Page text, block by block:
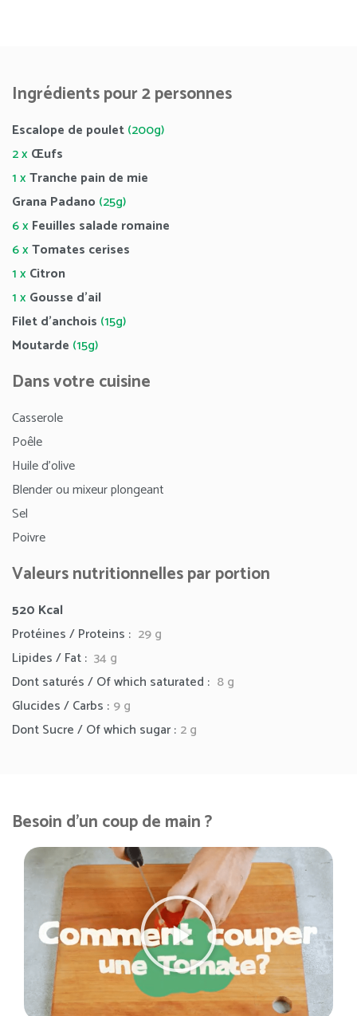
Ingrédients pour 2 personnes
Escalope de poulet(200g)
2 xŒufs
1 xTranche pain de mie
Grana Padano (25g)
6 xFeuilles salade romaine
6 xTomates cerises
1 xCitron
1 xGousse d’ail
Filet d’anchois (15g)
Moutarde (15g)
Dans votre cuisine
Casserole
Poêle
Huile d’olive
Blender ou mixeur plongeant
Sel
Poivre
Valeurs nutritionnelles par portion
520 Kcal
Protéines / Proteins : 29 g
Lipides / Fat : 34 g
Dont saturés / Of which saturated : 8 g
Glucides / Carbs : 9 g
Dont Sucre / Of which sugar : 2 g
Besoin d'un coup de main ?